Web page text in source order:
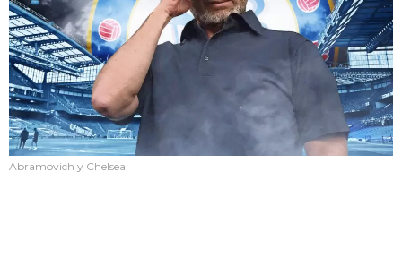
Abramovich y Chelsea